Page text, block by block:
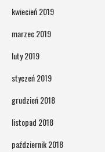
kwiecień 2019
marzec 2019
luty 2019
styczeń 2019
grudzień 2018
listopad 2018
październik 2018